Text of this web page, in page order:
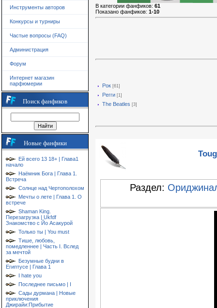
Инструменты авторов
Конкурсы и турниры
Частые вопросы (FAQ)
Администрация
Форум
Интернет магазин
парфюмерии
Поиск фанфиков
Новые фанфики
Ей всего 13 18+ | Глава1
начало
Наёмник Бога | Глава 1.
Встреча
Солнце над Чертополохом
Мечты о лете | Глава 1. О
встрече
Shaman King.
Перезагрузка | Ukfdf
Знакомство с Йо Асакурой
Только ты | You must
Тише, любовь,
помедленнее | Часть I. Вслед
за мечтой
Безумные будни в
Египтусе | Глава 1
I hate you
Последнее письмо | I
Сады дурмана | Новые
приключения
Джирайи:Прибытие
В категории фанфиков: 61
Показано фанфиков: 1-10
Рок [61]
Регги [1]
The Beatles [3]
Раздел: